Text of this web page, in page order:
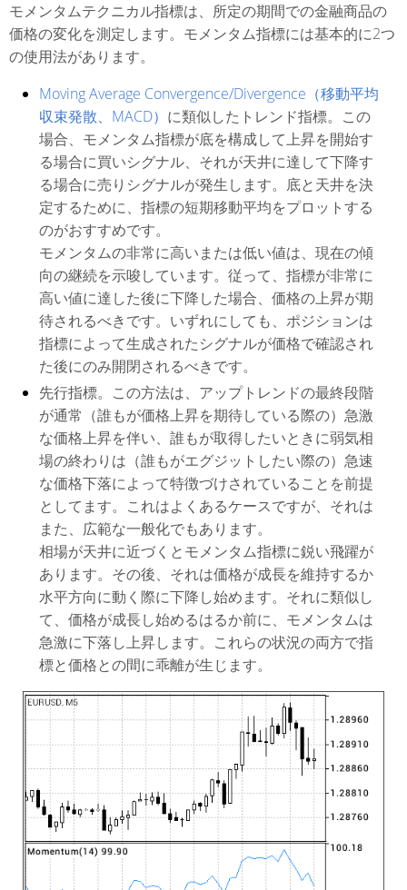
モメンタムテクニカル指標は、所定の期間での金融商品の
価格の変化を測定します。モメンタム指標には基本的に2つ
の使用法があります。
Moving Average Convergence/Divergence（移動平均
収束発散、MACD） に類似したトレンド指標。この
場合、モメンタム指標が底を構成して上昇を開始す
る場合に買いシグナル、それが天井に達して下降す
る場合に売りシグナルが発生します。底と天井を決
定するために、指標の短期移動平均をプロットする
のがおすすめです。
モメンタムの非常に高いまたは低い値は、現在の傾
向の継続を示唆しています。従って、指標が非常に
高い値に達した後に下降した場合、価格の上昇が期
待されるべきです。いずれにしても、ポジションは
指標によって生成されたシグナルが価格で確認され
た後にのみ開閉されるべきです。
先行指標。この方法は、アップトレンドの最終段階
が通常（誰もが価格上昇を期待している際の）急激
な価格上昇を伴い、誰もが取得したいときに弱気相
場の終わりは（誰もがエグジットしたい際の）急速
な価格下落によって特徴づけされていることを前提
としてます。これはよくあるケースですが、それは
また、広範な一般化でもあります。
相場が天井に近づくとモメンタム指標に鋭い飛躍が
あります。その後、それは価格が成長を維持するか
水平方向に動く際に下降し始めます。それに類似し
て、価格が成長し始めるはるか前に、モメンタムは
急激に下落し上昇します。これらの状況の両方で指
標と価格との間に乖離が生じます。